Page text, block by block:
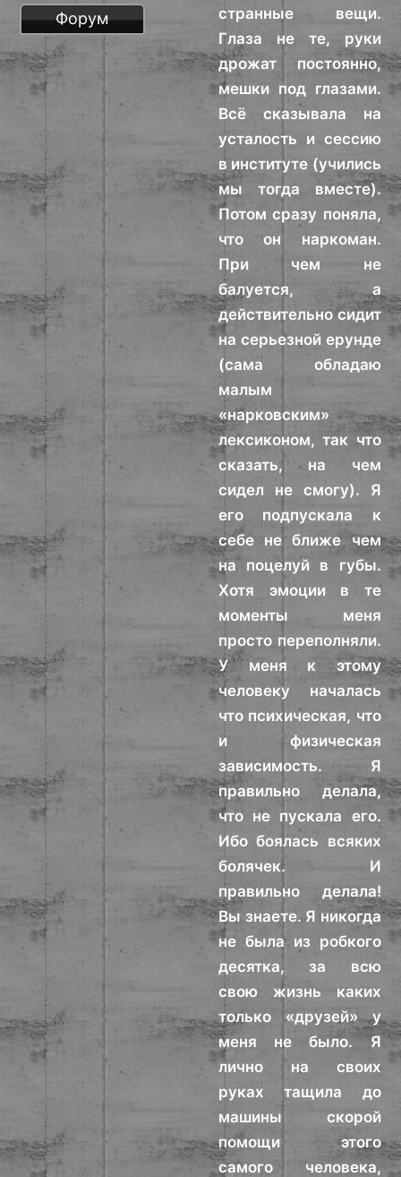
странные вещи.
Глаза не те, руки
дрожат постоянно,
мешки под глазами.
Всё сказывала на
усталость и сессию
в институте (учились
мы тогда вместе).
Потом сразу поняла,
что он наркоман.
При чем не
балуется, а
действительно сидит
на серьезной ерунде
(сама обладаю
малым
«нарковским»
лексиконом, так что
сказать, на чем
сидел не смогу). Я
его подпускала к
себе не ближе чем
на поцелуй в губы.
Хотя эмоции в те
моменты меня
просто переполняли.
У меня к этому
человеку началась
что психическая, что
и физическая
зависимость. Я
правильно делала,
что не пускала его.
Ибо боялась всяких
болячек. И
правильно делала!
Вы знаете. Я никогда
не была из робкого
десятка, за всю
свою жизнь каких
только «друзей» у
меня не было. Я
лично на своих
руках тащила до
машины скорой
помощи этого
самого человека,
Форум